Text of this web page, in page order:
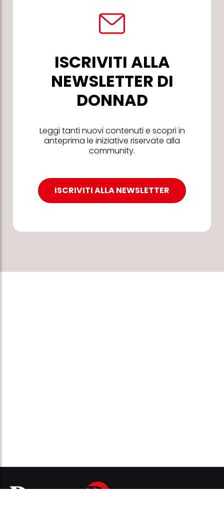
ISCRIVITI ALLA
NEWSLETTER DI
DONNAD
Leggi tanti nuovi contenuti e scopri in
anteprima le iniziative riservate alla
community.
ISCRIVITI ALLA NEWSLETTER